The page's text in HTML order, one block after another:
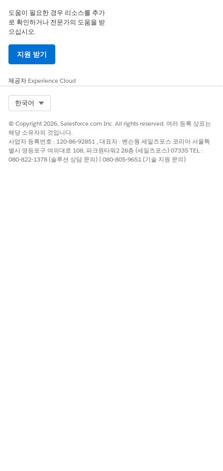
도움이 필요한 경우 리소스를 추가
로 확인하거나 전문가의 도움을 받
으십시오.
지원 받기
제공자 Experience Cloud
한국어
© Copyright 2026, Salesforce.com Inc. All rights reserved. 여러 등록 상표는
해당 소유자의 것입니다.
사업자 등록번호 : 120-86-92851 , 대표자 : 벤슨웡 세일즈포스 코리아 서울특
별시 영등포구 여의대로 108, 파크원타워2 28층 (세일즈포스) 07335 TEL :
080-822-1378 (솔루션 상담 문의) | 080-805-9651 (기술 지원 문의)